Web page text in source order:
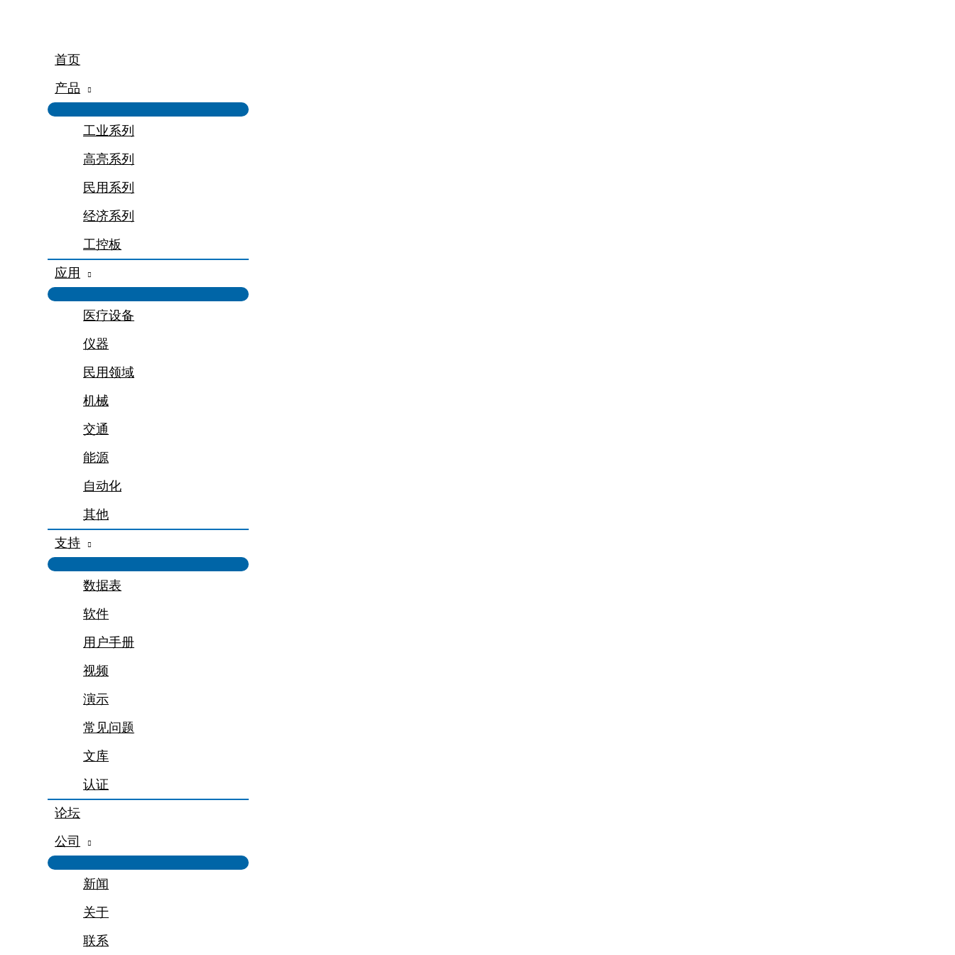
首页
产品
工业系列
高亮系列
民用系列
经济系列
工控板
应用
医疗设备
仪器
民用领域
机械
交通
能源
自动化
其他
支持
数据表
软件
用户手册
视频
演示
常见问题
文库
认证
论坛
公司
新闻
关于
联系